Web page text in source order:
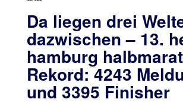
Da liegen drei
dazwischen – 13.
hamburg
Rekord: 4243
und 3395 Finisher